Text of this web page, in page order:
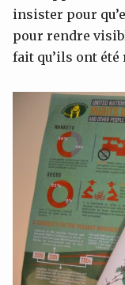
insister pour
pour rendre
fait qu’ils ont